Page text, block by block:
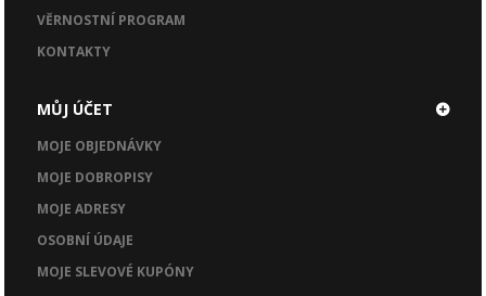
VĚRNOSTNÍ PROGRAM
KONTAKTY
MŮJ ÚČET
MOJE OBJEDNÁVKY
MOJE DOBROPISY
MOJE ADRESY
OSOBNÍ ÚDAJE
MOJE SLEVOVÉ KUPÓNY